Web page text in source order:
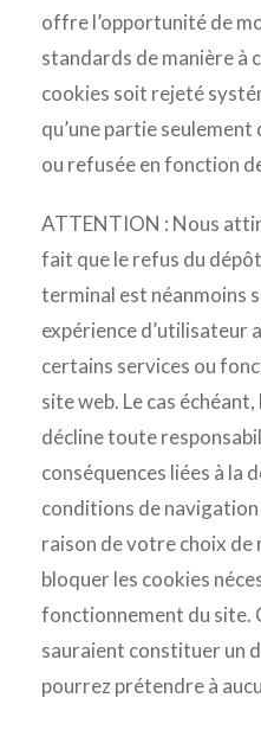
offre l’opportunité de
standards de manière à
cookies soit rejeté
qu’une partie
ou refusée en fonction
ATTENTION : Nous
fait que le refus du
terminal est néanmoins
expérience d’utilisateur
certains services ou
site web. Le cas
décline toute
conséquences liées à la
conditions de
raison de votre choix de
bloquer les cookies
fonctionnement du site.
sauraient constituer un
pourrez prétendre à